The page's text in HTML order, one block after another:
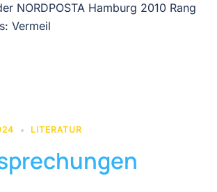
NORDPOSTA Hamburg 2010 Rang
Vermeil
LITERATUR